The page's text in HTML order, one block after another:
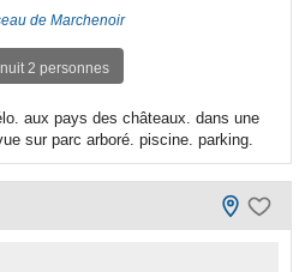
de Marchenoir
2 personnes
aux pays des châteaux. dans une
sur parc arboré. piscine. parking.